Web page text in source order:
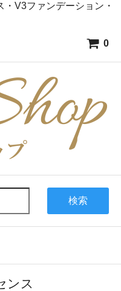
・V3ファンデーション・
0
検索
ンス